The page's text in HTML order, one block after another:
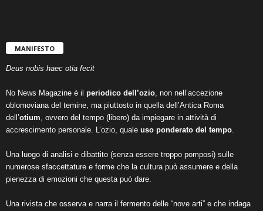
MANIFESTO
Deus nobis haec otia fecit
No News Magazine è il periodico dell’ozio, non nell’accezione
oblomoviana del temine, ma piuttosto in quella dell’Antica Roma
dell’otium, ovvero del tempo (libero) da impiegare in attività di
accrescimento personale. L’ozio, quale uso ponderato del tempo.
Una luogo di analisi e dibattito (senza essere troppo pomposi) sulle
numerose sfaccettature e forme che la cultura può assumere e della
pienezza di emozioni che questa può dare.
Una rivista che osserva e narra il fermento delle “nove arti” e che indaga